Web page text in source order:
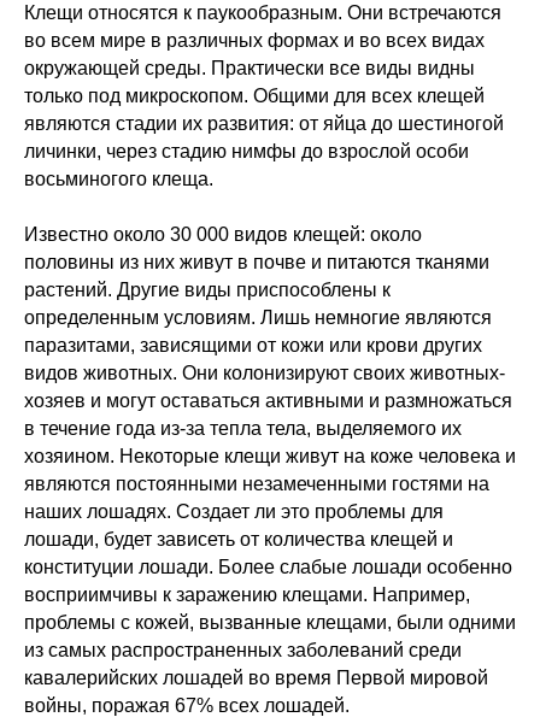
Клещи относятся к паукообразным. Они встречаются
во всем мире в различных формах и во всех видах
окружающей среды. Практически все виды видны
только под микроскопом. Общими для всех клещей
являются стадии их развития: от яйца до шестиногой
личинки, через стадию нимфы до взрослой особи
восьминогого клеща.
Известно около 30 000 видов клещей: около
половины из них живут в почве и питаются тканями
растений. Другие виды приспособлены к
определенным условиям. Лишь немногие являются
паразитами, зависящими от кожи или крови других
видов животных. Они колонизируют своих животных-
хозяев и могут оставаться активными и размножаться
в течение года из-за тепла тела, выделяемого их
хозяином. Некоторые клещи живут на коже человека и
являются постоянными незамеченными гостями на
наших лошадях. Создает ли это проблемы для
лошади, будет зависеть от количества клещей и
конституции лошади. Более слабые лошади особенно
восприимчивы к заражению клещами. Например,
проблемы с кожей, вызванные клещами, были одними
из самых распространенных заболеваний среди
кавалерийских лошадей во время Первой мировой
войны, поражая 67% всех лошадей.